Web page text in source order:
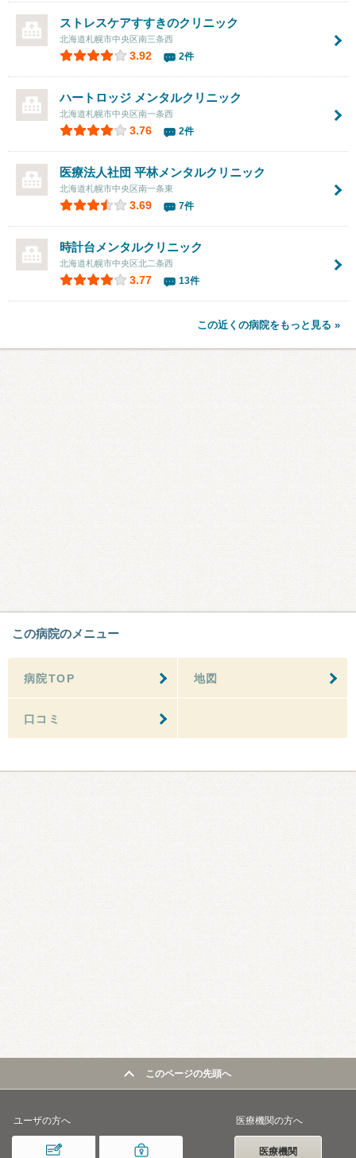
ストレスケアすすきのクリニック
北海道札幌市中央区南三条西
3.92 2件
ハートロッジ メンタルクリニック
北海道札幌市中央区南一条西
3.76 2件
医療法人社団 平林メンタルクリニック
北海道札幌市中央区南一条東
3.69 7件
時計台メンタルクリニック
北海道札幌市中央区北二条西
3.77 13件
この近くの病院をもっと見る »
この病院のメニュー
病院TOP 地図
口コミ
このページの先頭へ
ユーザの方へ 医療機関の方へ
医療機関